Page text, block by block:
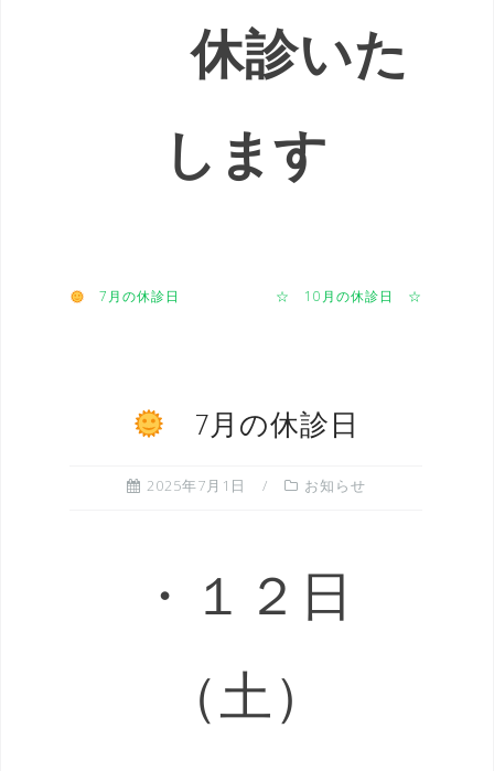
休診いた
します
7月の休診日 ☆ 10月の休診日 ☆
7月の休診日
2025年7月1日 お知らせ
・１２日
（土）